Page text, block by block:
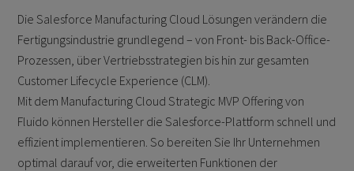
Die Salesforce Manufacturing Cloud Lösungen verändern die
Fertigungsindustrie grundlegend – von Front- bis Back-Office-
Prozessen, über Vertriebsstrategien bis hin zur gesamten
Customer Lifecycle Experience (CLM).
Mit dem Manufacturing Cloud Strategic MVP Offering von
Fluido können Hersteller die Salesforce-Plattform schnell und
effizient implementieren. So bereiten Sie Ihr Unternehmen
optimal darauf vor, die erweiterten Funktionen der